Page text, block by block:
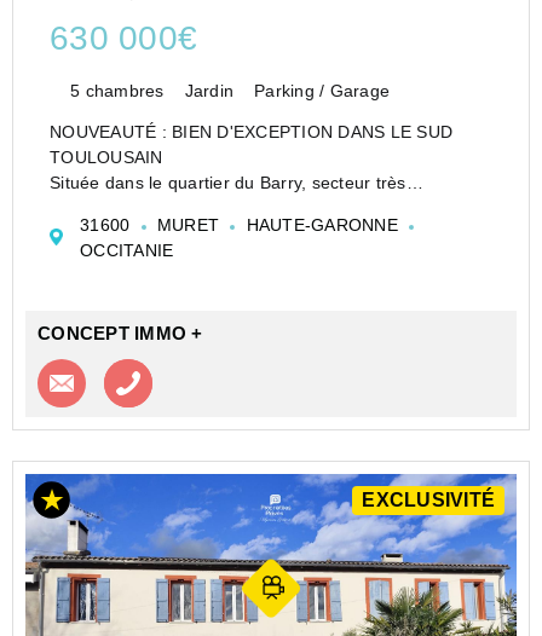
630 000€
5 chambres Jardin Parking / Garage
NOUVEAUTÉ : BIEN D'EXCEPTION DANS LE SUD
TOULOUSAIN
Située dans le quartier du Barry, secteur très
pied, cette magnifique maison de 220 m² offre une
qualité de vie exceptionnelle et confortable.
31600 MURET
HAUTE-GARONNE
OCCITANIE
CONCEPT IMMO +
Contacter l'agence
EXCLUSIVITÉ